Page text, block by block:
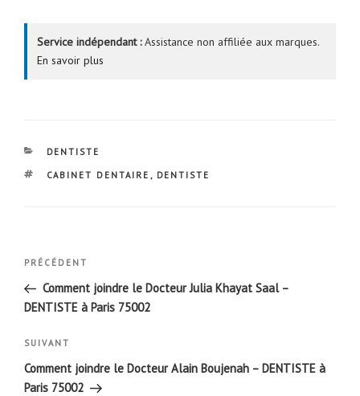
Service indépendant :Assistance non affiliée aux marques.
En savoir plus
CATÉGORIES
DENTISTE
ÉTIQUETTES
CABINET DENTAIRE , DENTISTE
Navigation
l’article
Article
précédent
PRÉCÉDENT
Comment joindre le Docteur Julia Khayat Saal –
DENTISTE à Paris 75002
Article
suivant
SUIVANT
Comment joindre le Docteur Alain Boujenah – DENTISTE à
Paris 75002